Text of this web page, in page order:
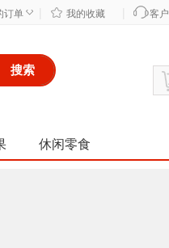
订单 ◇ 我的收藏 客
搜索
休闲零食